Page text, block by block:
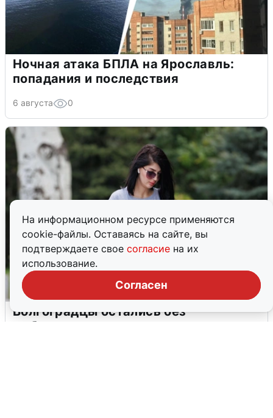
На информационном ресурсе применяются
cookie-файлы. Оставаясь на сайте, вы
подтверждаете свое согласие на их
использование.
Согласен
Ночная атака БПЛА на Ярославль:
попадания и последствия
6 августа 0
Волгоградцы остались без
мобильного интернета